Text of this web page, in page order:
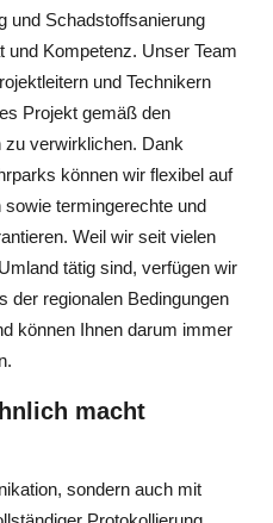
und Schadstoffsanierung
und Kompetenz. Unser Team
und Technikern
Projekt gemäß den
verwirklichen. Dank
können wir flexibel auf
sowie termingerechte und
Weil wir seit vielen
tätig sind, verfügen wir
der regionalen Bedingungen
können Ihnen darum immer
macht
sondern auch mit